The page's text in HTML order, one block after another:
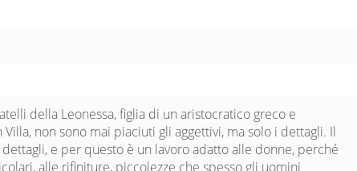
della Leonessa, figlia di un aristocratico greco e
Villa, non sono mai piaciuti gli aggettivi, ma solo i dettagli. Il
e per questo è un lavoro adatto alle donne, perché
alle rifiniture, piccolezze che spesso gli uomini